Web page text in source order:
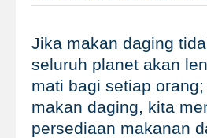
Jika makan daging
seluruh planet akan
mati bagi setiap
makan daging, kita
persediaan makanan